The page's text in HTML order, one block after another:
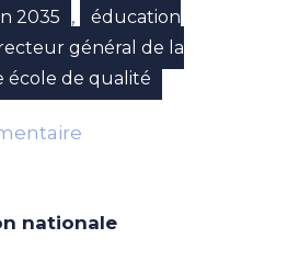
2035 ,
éducation
général de la
école de qualité
nationale